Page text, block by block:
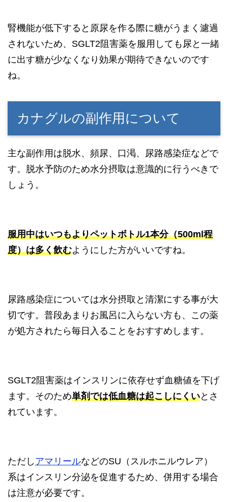
腎機能が低下すると原尿を作る際に糖がうまく濾過
されないため、SGLT2阻害薬を服用しても尿と一緒
に出す糖が少なくなり効果が期待できないのです
ね。
カナグルの副作用について
主な副作用は脱水、頻尿、口渇、尿路感染症などで
す。脱水予防のため水分摂取は意識的に行うべきで
しょう。
服用中はいつもよりペットボトル1本分（500ml程
度）は多く飲むようにした方がいいですね。
尿路感染症については水分摂取と清潔にする事が大
切です。普段あまりお風呂に入らない方も、この薬
が処方されたら毎日入ることをおすすめします。
SGLT2阻害薬はインスリンに依存せず血糖値を下げ
ます。そのため単剤では低血糖は起こしにくいとさ
れています。
ただし アマリールなどのSU（スルホニルウレア）
系はインスリン分泌を促進するため、併用する場合
は注意が必要です。